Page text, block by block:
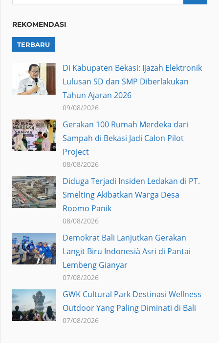
REKOMENDASI
TERBARU
Di Kabupaten Bekasi: Ijazah Elektronik
Lulusan SD dan SMP Diberlakukan
Tahun Ajaran 2026
09/08/2026
Gerakan 100 Rumah Merdeka dari
Sampah di Bekasi Jadi Calon Pilot
Project
08/08/2026
Diduga Terjadi Insiden Ledakan di PT.
Smelting Akibatkan Warga Desa
Roomo Panik
08/08/2026
Demokrat Bali Lanjutkan Gerakan
Langit Biru Indonesià Asri di Pantai
Lembeng Gianyar
07/08/2026
GWK Cultural Park Destinasi Wellness
Outdoor Yang Paling Diminati di Bali
07/08/2026